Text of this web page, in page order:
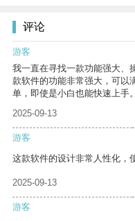
评论
游客
我一直在寻找一款功能强大、
款软件的功能非常强大，可以
单，即使是小白也能快速上手。
2025-09-13
游客
这款软件的设计非常人性化，
2025-09-13
游客